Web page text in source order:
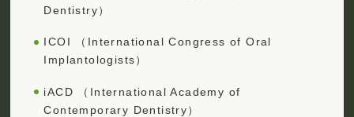
Dentistry）
ICOI （International Congress of Oral
Implantologists）
iACD （International Academy of
Contemporary Dentistry）